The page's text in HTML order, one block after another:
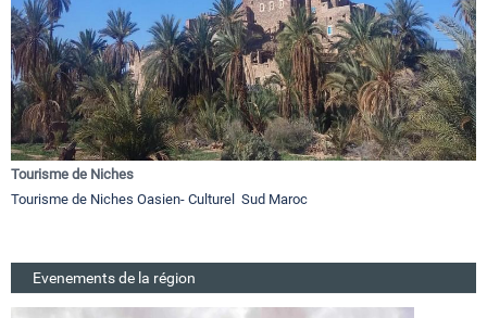
Tourisme de Niches
Tourisme de Niches Oasien- Culturel Sud Maroc
Evenements de la région